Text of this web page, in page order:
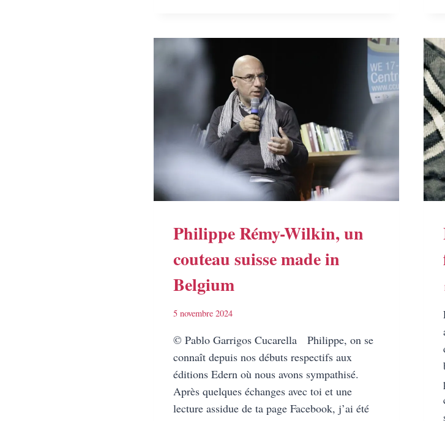
PAPIERS
!
Philippe Rémy-Wilkin, un
couteau suisse made in
Belgium
5 novembre 2024
© Pablo Garrigos Cucarella Philippe, on se
connaît depuis nos débuts respectifs aux
éditions Edern où nous avons sympathisé.
Après quelques échanges avec toi et une
lecture assidue de ta page Facebook, j’ai été